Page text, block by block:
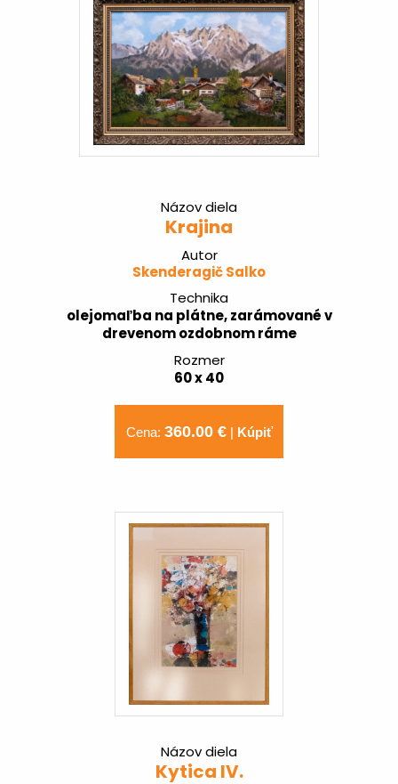
Názov diela
Krajina
Autor
Skenderagič Salko
Technika
olejomaľba na plátne, zarámované v
drevenom ozdobnom ráme
Rozmer
60 x 40
Cena: 360.00 €| Kúpiť
Názov diela
Kytica IV.